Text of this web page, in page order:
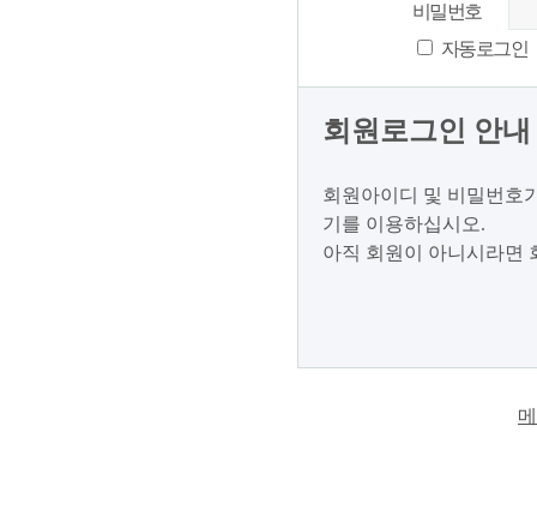
비밀번호
자동로그인
회원로그인 안내
회원아이디 및 비밀번호
기를 이용하십시오.
아직 회원이 아니시라면